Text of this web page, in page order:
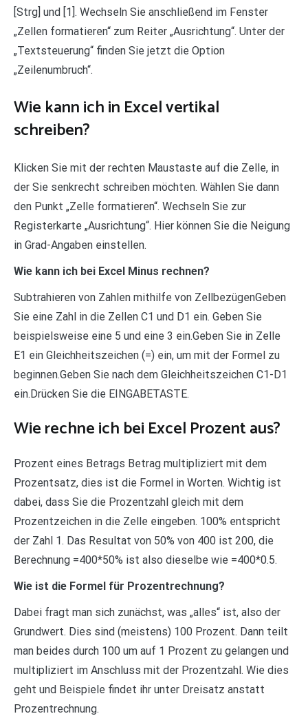
[Strg] und [1]. Wechseln Sie anschließend im Fenster
„Zellen formatieren“ zum Reiter „Ausrichtung“. Unter der
„Textsteuerung“ finden Sie jetzt die Option
„Zeilenumbruch“.
Wie kann ich in Excel vertikal
schreiben?
Klicken Sie mit der rechten Maustaste auf die Zelle, in
der Sie senkrecht schreiben möchten. Wählen Sie dann
den Punkt „Zelle formatieren“. Wechseln Sie zur
Registerkarte „Ausrichtung“. Hier können Sie die Neigung
in Grad-Angaben einstellen.
Wie kann ich bei Excel Minus rechnen?
Subtrahieren von Zahlen mithilfe von ZellbezügenGeben
Sie eine Zahl in die Zellen C1 und D1 ein. Geben Sie
beispielsweise eine 5 und eine 3 ein.Geben Sie in Zelle
E1 ein Gleichheitszeichen (=) ein, um mit der Formel zu
beginnen.Geben Sie nach dem Gleichheitszeichen C1-D1
ein.Drücken Sie die EINGABETASTE.
Wie rechne ich bei Excel Prozent aus?
Prozent eines Betrags Betrag multipliziert mit dem
Prozentsatz, dies ist die Formel in Worten. Wichtig ist
dabei, dass Sie die Prozentzahl gleich mit dem
Prozentzeichen in die Zelle eingeben. 100% entspricht
der Zahl 1. Das Resultat von 50% von 400 ist 200, die
Berechnung =400*50% ist also dieselbe wie =400*0.5.
Wie ist die Formel für Prozentrechnung?
Dabei fragt man sich zunächst, was „alles“ ist, also der
Grundwert. Dies sind (meistens) 100 Prozent. Dann teilt
man beides durch 100 um auf 1 Prozent zu gelangen und
multipliziert im Anschluss mit der Prozentzahl. Wie dies
geht und Beispiele findet ihr unter Dreisatz anstatt
Prozentrechnung.